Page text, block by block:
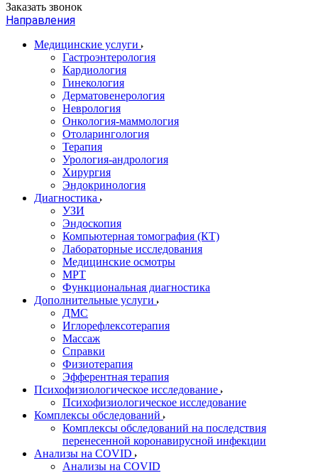
Заказать звонок
Направления
Медицинские услуги
Гастроэнтерология
Кардиология
Гинекология
Дерматовенерология
Неврология
Онкология-маммология
Отоларингология
Терапия
Урология-андрология
Хирургия
Эндокринология
Диагностика
УЗИ
Эндоскопия
Компьютерная томография (КТ)
Лабораторные исследования
Медицинские осмотры
МРТ
Функциональная диагностика
Дополнительные услуги
ДМС
Иглорефлексотерапия
Массаж
Справки
Физиотерапия
Эфферентная терапия
Психофизиологическое исследование
Психофизиологическое исследование
Комплексы обследований
Комплексы обследований на последствия
перенесенной коронавирусной инфекции
Анализы на COVID
Анализы на COVID